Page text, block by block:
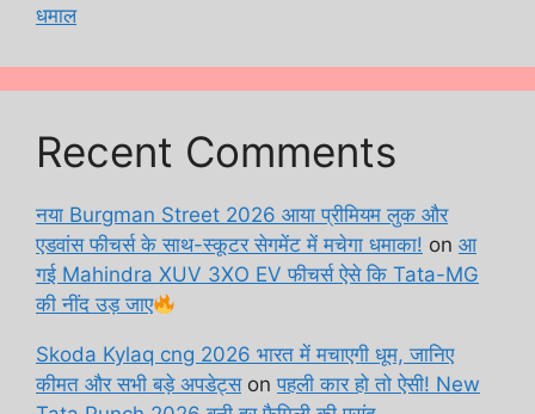
धमाल
Recent Comments
नया Burgman Street 2026 आया प्रीमियम लुक और
एडवांस फीचर्स के साथ-स्कूटर सेगमेंट में मचेगा धमाका! on आ
गई Mahindra XUV 3XO EV फीचर्स ऐसे कि Tata-MG
की नींद उड़ जाए
Skoda Kylaq cng 2026 भारत में मचाएगी धूम, जानिए
कीमत और सभी बड़े अपडेट्सonपहली कार हो तो ऐसी! New